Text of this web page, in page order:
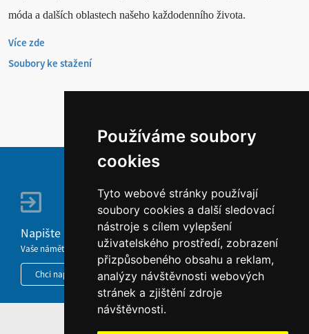
Používáme soubory
cookies
Tyto webové stránky používají
soubory cookies a další sledovací
nástroje s cílem vylepšení
uživatelského prostředí, zobrazení
přizpůsobeného obsahu a reklam,
analýzy návštěvnosti webových
stránek a zjištění zdroje
návštěvnosti.
móda a dalších oblastech našeho každodenního života.
Více zde
Soubory ke stažení
Napište nám
Vaše náměty, komentáře, připomínky a dotazy nezůstanou bez odezvy.
Chci napsat MKČR